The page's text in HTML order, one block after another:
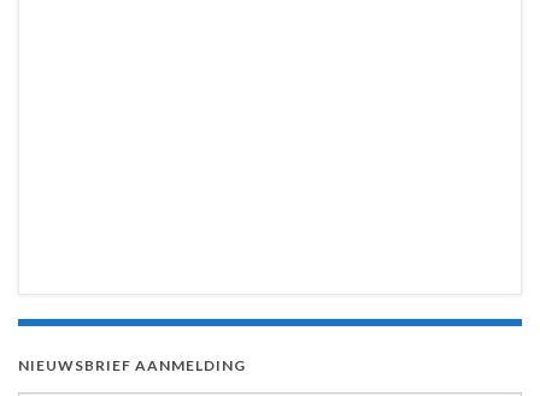
NIEUWSBRIEF AANMELDING